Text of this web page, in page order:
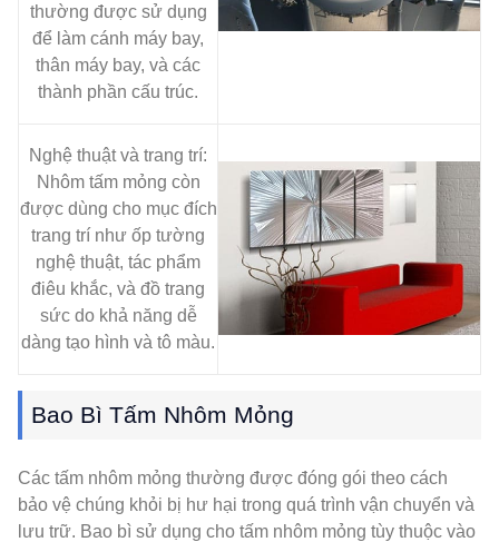
thường được sử dụng
để làm cánh máy bay,
thân máy bay, và các
thành phần cấu trúc.
Nghệ thuật và trang trí:
Nhôm tấm mỏng còn
được dùng cho mục đích
trang trí như ốp tường
nghệ thuật, tác phẩm
điêu khắc, và đồ trang
sức do khả năng dễ
dàng tạo hình và tô màu.
Bao Bì Tấm Nhôm Mỏng
Các tấm nhôm mỏng thường được đóng gói theo cách
bảo vệ chúng khỏi bị hư hại trong quá trình vận chuyển và
lưu trữ. Bao bì sử dụng cho tấm nhôm mỏng tùy thuộc vào